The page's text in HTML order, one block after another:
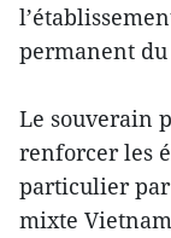
permanent du
Le souverain
renforcer les
particulier
mixte